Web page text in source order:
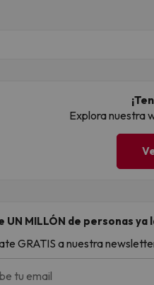
Explora nuestra
UN MILLÓN de personas ya
GRATIS a nuestra
tu email